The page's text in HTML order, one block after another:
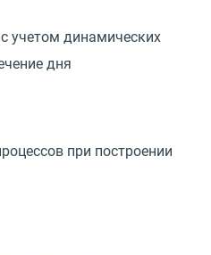
учетом динамических
дня
при построении